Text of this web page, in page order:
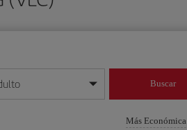
mes/año
Buscar
Más Económica